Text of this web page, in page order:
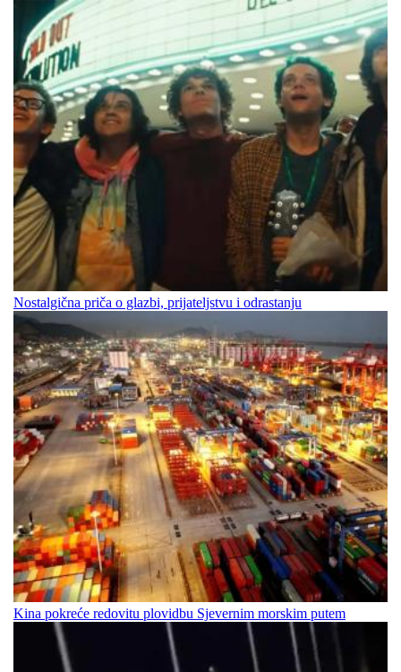
Nostalgična priča o glazbi, prijateljstvu i odrastanju
Kina pokreće redovitu plovidbu Sjevernim morskim putem